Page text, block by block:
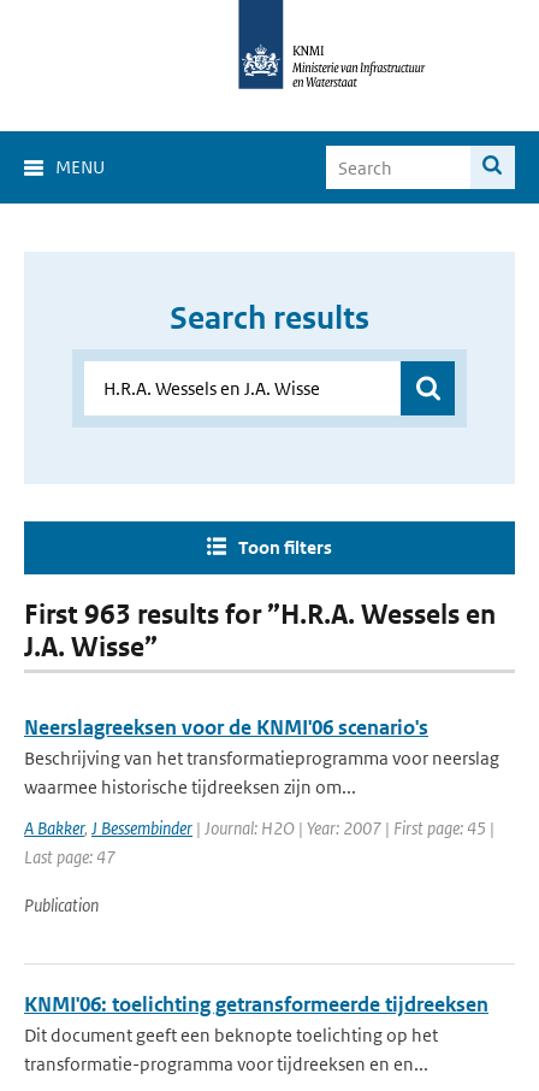
MENU
Search results
Toon filters
First 963 results for ”H.R.A. Wessels en
J.A. Wisse”
Neerslagreeksen voor de KNMI'06 scenario's
Beschrijving van het transformatieprogramma voor neerslag
waarmee historische tijdreeksen zijn om...
A Bakker, J Bessembinder | Journal: H2O | Year: 2007 | First page: 45 |
Last page: 47
Publication
KNMI'06: toelichting getransformeerde tijdreeksen
Dit document geeft een beknopte toelichting op het
transformatie-programma voor tijdreeksen en en...